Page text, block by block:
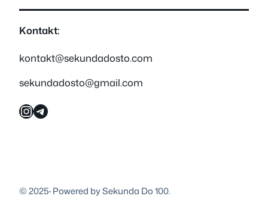
Kontakt:
kontakt@sekundadosto.com
sekundadosto@gmail.com
InstagramTelegram
© 2025·Powered by Sekunda Do 100.